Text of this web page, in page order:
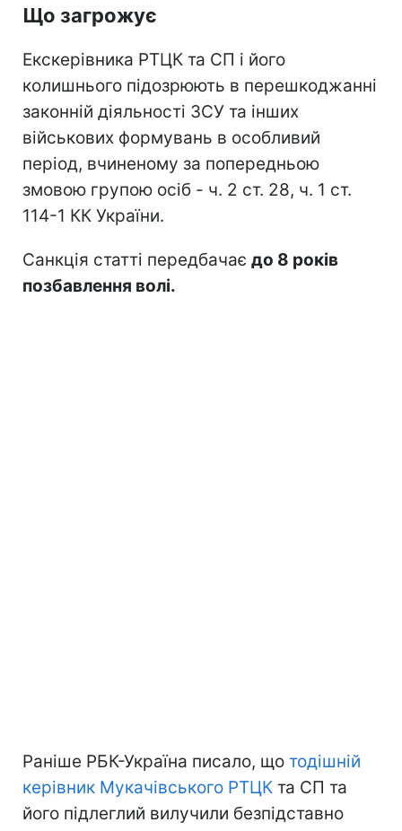
Що загрожує
Екскерівника РТЦК та СП і його
колишнього підозрюють в перешкоджанні
законній діяльності ЗСУ та інших
військових формувань в особливий
період, вчиненому за попередньою
змовою групою осіб - ч. 2 ст. 28, ч. 1 ст.
114-1 КК України.
Санкція статті передбачає до 8 років
позбавлення волі.
Раніше РБК-Україна писало, що тодішній
керівник Мукачівського РТЦК та СП та
його підлеглий вилучили безпідставно